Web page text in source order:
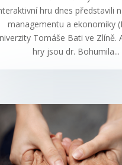
hru dnes představili
managementu a ekonomiky
Tomáše Bati ve Zlíně.
hry jsou dr. Bohumila...